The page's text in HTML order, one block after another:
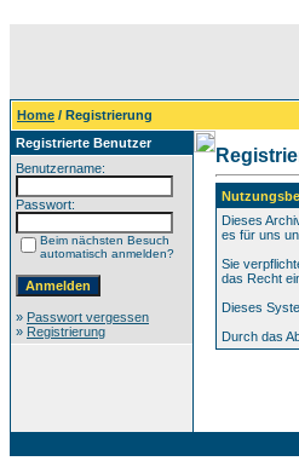
Home / Registrierung
Registrierte Benutzer
Benutzername:
Passwort:
Beim nächsten Besuch
automatisch anmelden?
» Passwort vergessen
» Registrierung
Dieses
es für uns
Sie
das Recht
Dieses
Durch das